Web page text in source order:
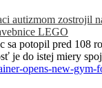
autizmom zostrojil
LEGO
sa potopil pred 108
je do istej miery